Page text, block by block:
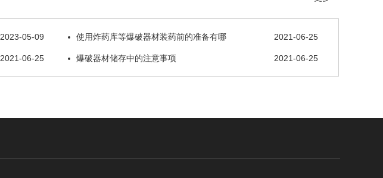
2023-05-09 2021-06-25
使用炸药库等爆破器材装药前的准备有哪
2021-06-25 2021-06-25
爆破器材储存中的注意事项